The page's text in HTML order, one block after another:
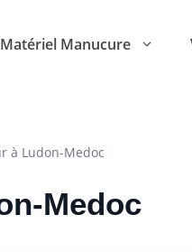
Matériel Manucure
à Ludon-Medoc
Medoc